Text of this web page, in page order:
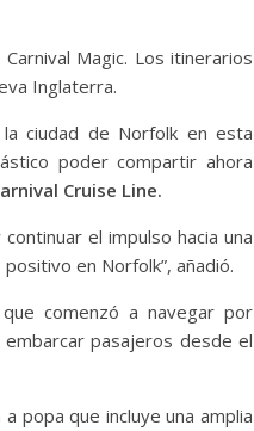
Magic. Los itinerarios
Inglaterra.
ciudad de Norfolk en esta
poder compartir ahora
Cruise Line.
el impulso hacia una
en Norfolk”, añadió.
comenzó a navegar por
pasajeros desde el
popa que incluye una amplia